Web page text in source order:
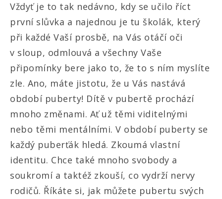
Vždyť je to tak nedávno, kdy se učilo říct
první slůvka a najednou je tu školák, který
při každé Vaší prosbě, na Vás otáčí oči
v sloup, odmlouvá a všechny Vaše
připomínky bere jako to, že to s ním myslíte
zle. Ano, máte jistotu, že u Vás nastává
období puberty! Dítě v pubertě prochází
mnoho změnami. Ať už těmi viditelnými
nebo těmi mentálními. V období puberty se
každý puberťák hledá. Zkoumá vlastní
identitu. Chce také mnoho svobody a
soukromí a taktéž zkouší, co vydrží nervy
rodičů. Říkáte si, jak můžete pubertu svých